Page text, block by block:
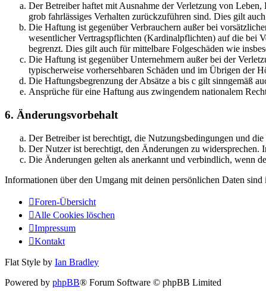
Der Betreiber haftet mit Ausnahme der Verletzung von
grob fahrlässiges Verhalten zurückzuführen sind. Dies gilt
Die Haftung ist gegenüber Verbrauchern außer bei
wesentlicher Vertragspflichten (Kardinalpflichten) auf die bei
begrenzt. Dies gilt auch für mittelbare Folgeschäden wie
Die Haftung ist gegenüber Unternehmern außer bei der
typischerweise vorhersehbaren Schäden und im Übrigen der
Die Haftungsbegrenzung der Absätze a bis c gilt sinngemäß
Ansprüche für eine Haftung aus zwingendem nationalem
6. Änderungsvorbehalt
Der Betreiber ist berechtigt, die Nutzungsbedingungen und
Der Nutzer ist berechtigt, den Änderungen zu widersprechen.
Die Änderungen gelten als anerkannt und verbindlich, wenn
Informationen über den Umgang mit deinen persönlichen Daten
Foren-Übersicht
Alle Cookies löschen
Impressum
Kontakt
Flat Style by Ian Bradley
Powered by phpBB® Forum Software © phpBB Limited